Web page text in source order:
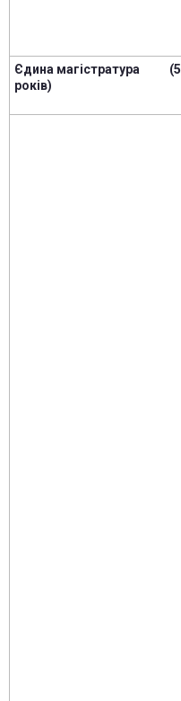
Єдина магістратура (5
років)